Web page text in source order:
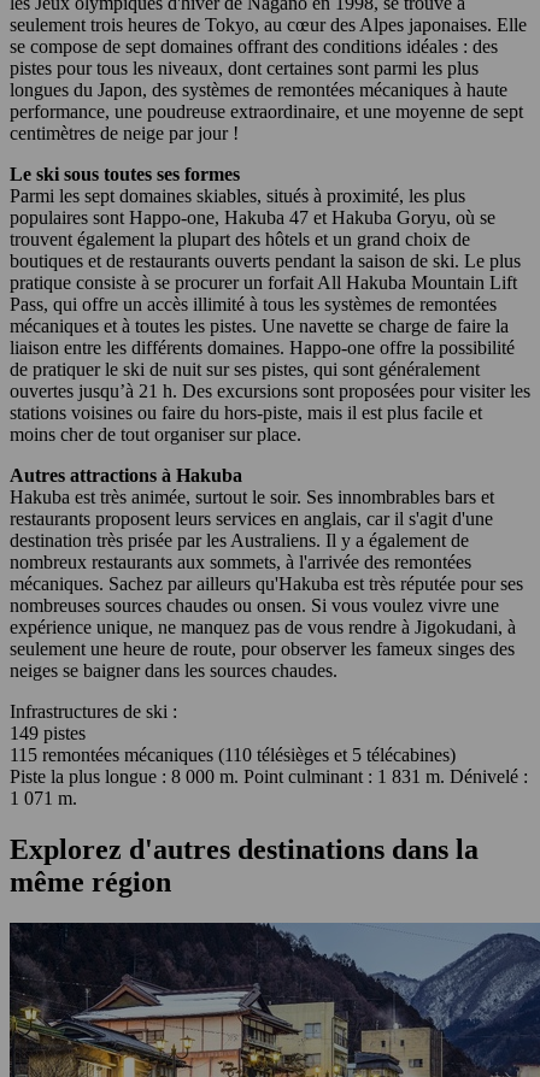
seulement trois heures de Tokyo, au cœur des Alpes japonaises. Elle
se compose de sept domaines offrant des conditions idéales : des
pistes pour tous les niveaux, dont certaines sont parmi les plus
longues du Japon, des systèmes de remontées mécaniques à haute
performance, une poudreuse extraordinaire, et une moyenne de sept
centimètres de neige par jour !
Le ski sous toutes ses formes
Parmi les sept domaines skiables, situés à proximité, les plus
populaires sont Happo-one, Hakuba 47 et Hakuba Goryu, où se
trouvent également la plupart des hôtels et un grand choix de
boutiques et de restaurants ouverts pendant la saison de ski. Le plus
pratique consiste à se procurer un forfait All Hakuba Mountain Lift
Pass, qui offre un accès illimité à tous les systèmes de remontées
mécaniques et à toutes les pistes. Une navette se charge de faire la
liaison entre les différents domaines. Happo-one offre la possibilité
de pratiquer le ski de nuit sur ses pistes, qui sont généralement
ouvertes jusqu’à 21 h. Des excursions sont proposées pour visiter les
stations voisines ou faire du hors-piste, mais il est plus facile et
moins cher de tout organiser sur place.
Autres attractions à Hakuba
Hakuba est très animée, surtout le soir. Ses innombrables bars et
restaurants proposent leurs services en anglais, car il s'agit d'une
destination très prisée par les Australiens. Il y a également de
nombreux restaurants aux sommets, à l'arrivée des remontées
mécaniques. Sachez par ailleurs qu'Hakuba est très réputée pour ses
nombreuses sources chaudes ou onsen. Si vous voulez vivre une
expérience unique, ne manquez pas de vous rendre à Jigokudani, à
seulement une heure de route, pour observer les fameux singes des
neiges se baigner dans les sources chaudes.
Infrastructures de ski :
149 pistes
115 remontées mécaniques (110 télésièges et 5 télécabines)
Piste la plus longue : 8 000 m. Point culminant : 1 831 m. Dénivelé :
1 071 m.
Explorez d'autres destinations dans la
même région